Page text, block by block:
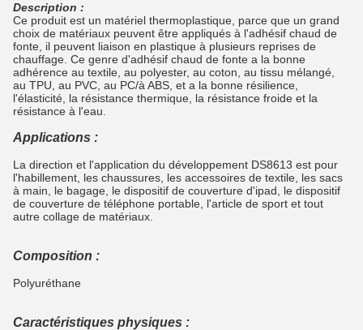
Description :
Ce produit est un matériel thermoplastique, parce que un grand
choix de matériaux peuvent être appliqués à l'adhésif chaud de
fonte, il peuvent liaison en plastique à plusieurs reprises de
chauffage. Ce genre d'adhésif chaud de fonte a la bonne
adhérence au textile, au polyester, au coton, au tissu mélangé,
au TPU, au PVC, au PC/à ABS, et a la bonne résilience,
l'élasticité, la résistance thermique, la résistance froide et la
résistance à l'eau.
Applications :
La direction et l'application du développement DS8613 est pour
l'habillement, les chaussures, les accessoires de textile, les sacs
à main, le bagage, le dispositif de couverture d'ipad, le dispositif
de couverture de téléphone portable, l'article de sport et tout
autre collage de matériaux.
Composition :
Polyuréthane
Caractéristiques physiques :